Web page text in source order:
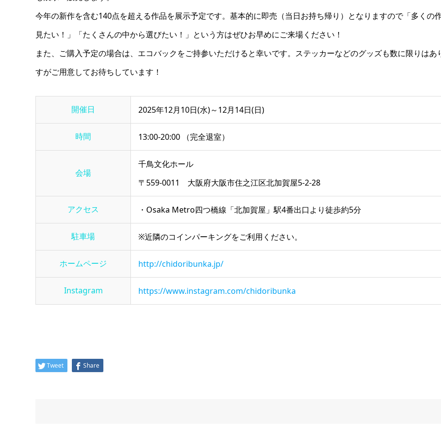
今年の新作を含む140点を超える作品を展示予定です。基本的に即売（当日お持ち帰り）となりますので「多くの
見たい！」「たくさんの中から選びたい！」という方はぜひお早めにご来場ください！
また、ご購入予定の場合は、エコバックをご持参いただけると幸いです。ステッカーなどのグッズも数に限りはあ
すがご用意してお待ちしています！
開催日 2025年12月10日(水)～12月14日(日)
時間 13:00-20:00 （完全退室）
会場
千鳥文化ホール
〒559-0011 大阪府大阪市住之江区北加賀屋5-2-28
アクセス ・Osaka Metro四つ橋線「北加賀屋」駅4番出口より徒歩約5分
駐車場 ※近隣のコインパーキングをご利用ください。
ホームページ http://chidoribunka.jp/
Instagram https://www.instagram.com/chidoribunka
Tweet Share